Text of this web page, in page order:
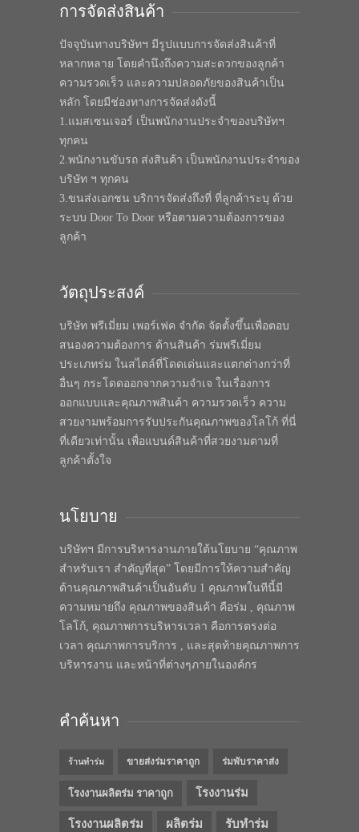
การจัดส่งสินค้า
ปัจจุบันทางบริษัทฯ มีรูปแบบการจัดส่งสินค้าที่
หลากหลาย โดยคำนึงถึงความสะดวกของลูกค้า
ความรวดเร็ว และความปลอดภัยของสินค้าเป็น
หลัก โดยมีช่องทางการจัดส่งดังนี้
1.แมสเซนเจอร์ เป็นพนักงานประจำของบริษัทฯ
ทุกคน
2.พนักงานขับรถ ส่งสินค้า เป็นพนักงานประจำของ
บริษัท ฯ ทุกคน
3.ขนส่งเอกชน บริการจัดส่งถึงที่ ที่ลูกค้าระบุ ด้วย
ระบบ Door To Door หรือตามความต้องการของ
ลูกค้า
วัตถุประสงค์
บริษัท พรีเมี่ยม เพอร์เฟค จำกัด จัดตั้งขึ้นเพื่อตอบ
สนองความต้องการ ด้านสินค้า ร่มพรีเมี่ยม
ประเภทร่ม ในสไตล์ที่โดดเด่นและแตกต่างกว่าที่
อื่นๆ กระโดดออกจากความจำเจ ในเรื่องการ
ออกแบบและคุณภาพสินค้า ความรวดเร็ว ความ
สวยงามพร้อมการรับประกันคุณภาพของโลโก้ ที่นี่
ที่เดียวเท่านั้น เพื่อแบนด์สินค้าที่สวยงามตามที่
ลูกค้าตั้งใจ
นโยบาย
บริษัทฯ มีการบริหารงานภายใต้นโยบาย “คุณภาพ
สำหรับเรา สำคัญที่สุด” โดยมีการให้ความสำคัญ
ด้านคุณภาพสินค้าเป็นอันดับ 1 คุณภาพในทีนี้มี
ความหมายถึง คุณภาพของสินค้า คือร่ม , คุณภาพ
โลโก้, คุณภาพการบริหารเวลา คือการตรงต่อ
เวลา คุณภาพการบริการ , และสุดท้ายคุณภาพการ
บริหารงาน และหน้าที่ต่างๆภายในองค์กร
คำค้นหา
ร้านทำร่ม ขายส่งร่มราคาถูก ร่มพับราคาส่ง
โรงงานผลิตร่ม ราคาถูก โรงงานร่ม
โรงงานผลิตร่ม ผลิตร่ม รับทำร่ม